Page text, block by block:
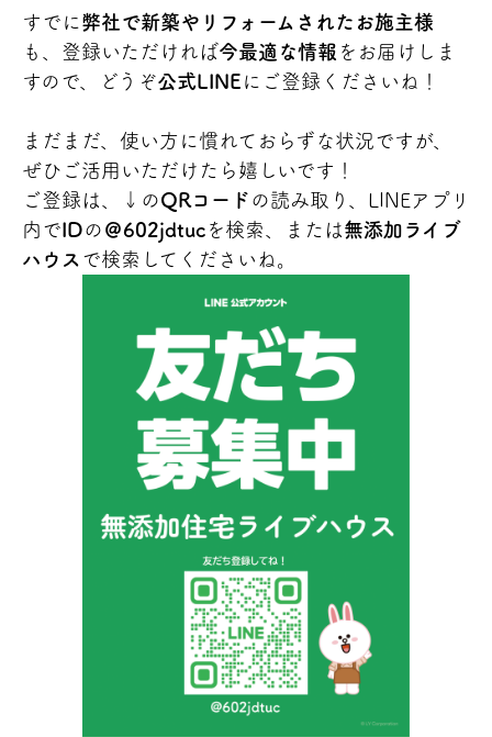
すでに 弊社で新築やリフォームされたお施主様
も、登録いただければ今最適な情報 をお届けしま
すので、どうぞ公式LINE にご登録くださいね！
まだまだ、使い方に慣れておらずな状況ですが、
ぜひご活用いただけたら嬉しいです！
ご登録は、↓のQRコード の読み取り、LINEアプリ
内でIDの ＠602jdtuc を検索、または無添加ライブ
ハウス で検索してくださいね。